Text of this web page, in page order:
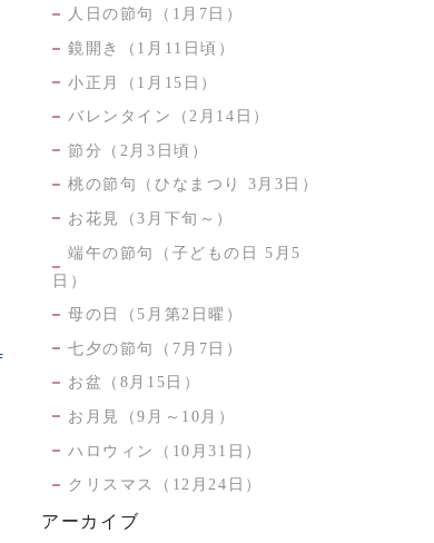
人日の節句（1月7日）
鏡開き（1月11日頃）
小正月（1月15日）
バレンタイン（2月14日）
節分（2月3日頃）
桃の節句（ひなまつり 3月3日）
お花見（3月下旬～）
端午の節句（子どもの日 5月5
日）
母の日（5月第2日曜）
七夕の節句（7月7日）
お盆（8月15日）
お月見（9月～10月）
ハロウィン（10月31日）
クリスマス（12月24日）
アーカイブ